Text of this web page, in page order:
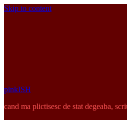
Skip to content
pinkISH
cand ma plictisesc de stat degeaba,